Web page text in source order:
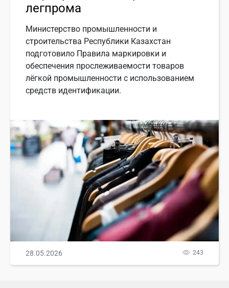
легпрома
Министерство промышленности и
строительства Республики Казахстан
подготовило Правила маркировки и
обеспечения прослеживаемости товаров
лёгкой промышленности с использованием
средств идентификации.
28.05.2026 243